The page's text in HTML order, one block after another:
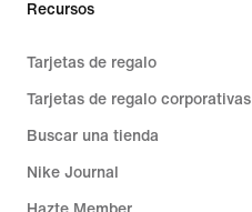
Recursos
Tarjetas de regalo
Tarjetas de regalo corporativas
Buscar una tienda
Nike Journal